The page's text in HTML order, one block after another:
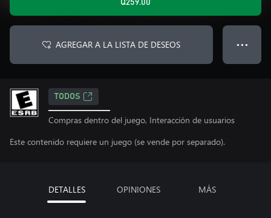
Q259.00
AGREGAR A LA LISTA DE DESEOS ● ● ●
TODOS
Compras dentro del juego, Interacción de usuarios
Este contenido requiere un juego (se vende por separado).
DETALLES OPINIONES MÁS